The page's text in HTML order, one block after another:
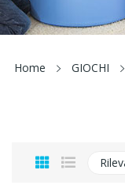
Home GIOCHI